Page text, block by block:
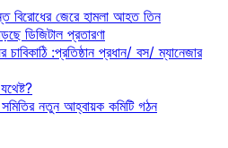
বিরোধের জেরে হামলা আহত তিন
ডিজিটাল প্রতারণা
চাবিকাঠি :প্রতিষ্ঠান প্রধান/ বস/ ম্যানেজার
সমিতির নতুন আহ্বায়ক কমিটি গঠন